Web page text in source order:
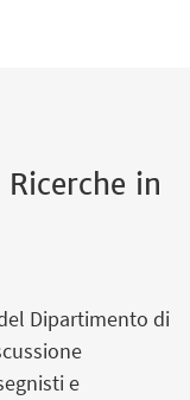
in
Dipartimento di
e